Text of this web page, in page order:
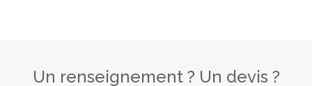
Un renseignement ? Un devis ?